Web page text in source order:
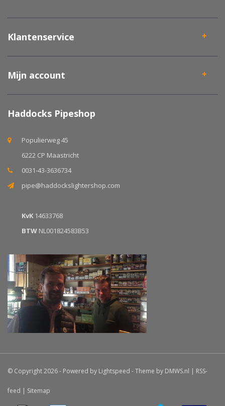
Klantenservice
Mijn account
Haddocks Pipeshop
Populierweg 45
6222 CP Maastricht
0031-43-3636734
pipe@haddockslightershop.com
KvK 14633768
BTW NL001824583B53
© Copyright 2026 - Powered by Lightspeed - Theme by DMWS.nl | RSS-
feed | Sitemap